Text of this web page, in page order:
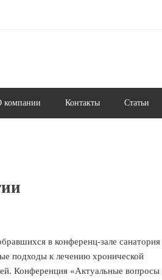
компании Контакты Статьи
в конференц-зале санатория
подходы к лечению хронической
Конференция «Актуальные вопросы